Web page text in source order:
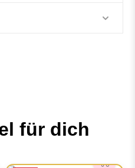
für dich